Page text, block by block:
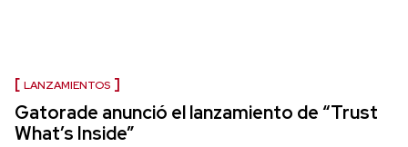
LANZAMIENTOS
Gatorade anunció el lanzamiento de “Trust
What’s Inside”